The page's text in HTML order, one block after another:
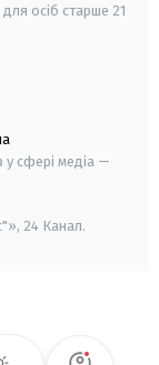
для осіб старше 21
у сфері медіа —
24 Канал.